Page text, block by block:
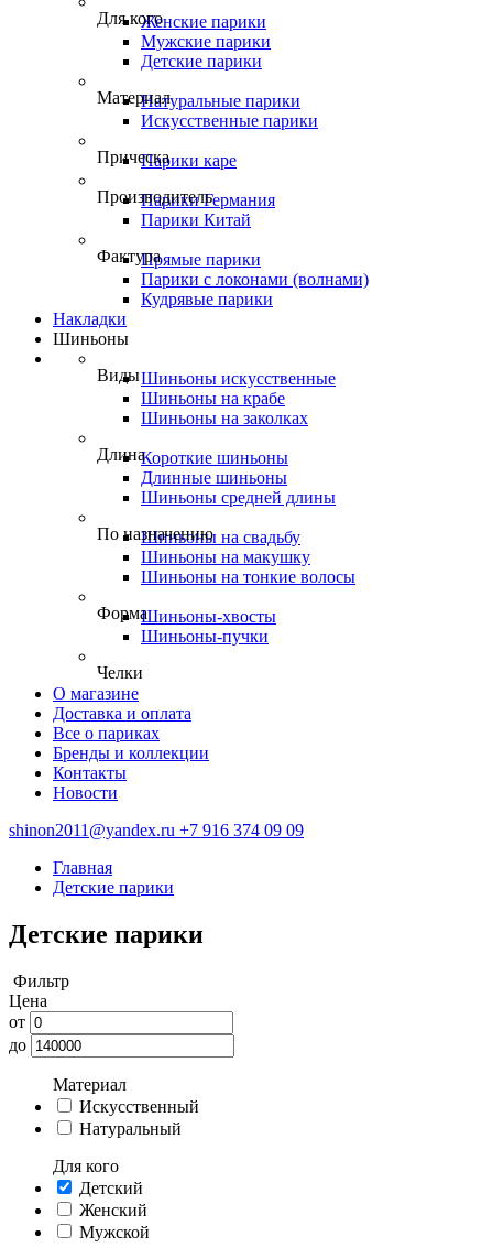
Для когоЖенские парики
Мужские парики
Детские парики
МатериалНатуральные парики
Искусственные парики
ПрическаПарики каре
Производитель
Парики Германия
Парики Китай
ФактураПрямые парики
Парики с локонами (волнами)
Кудрявые парики
Накладки
Шиньоны
ВидыШиньоны искусственные
Шиньоны на крабе
Шиньоны на заколках
ДлинаКороткие шиньоны
Длинные шиньоны
Шиньоны средней длины
По назначению
Шиньоны на свадьбу
Шиньоны на макушку
Шиньоны на тонкие волосы
ФормаШиньоны-хвосты
Шиньоны-пучки
Челки
О магазине
Доставка и оплата
Все о париках
Бренды и коллекции
Контакты
Новости
shinon2011@yandex.ru +7 916 374 09 09
Главная
Детские парики
Детские парики
Фильтр
Цена
от
до
Материал
Искусственный
Натуральный
Для кого
Детский
Женский
Мужской